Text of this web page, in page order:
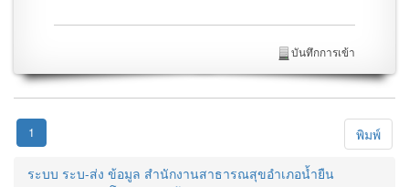
บันทึกการเข้า
พิมพ์
1
ระบบ ระบ-ส่ง ข้อมูล สำนักงานสาธารณสุขอำเภอน้ำยืน